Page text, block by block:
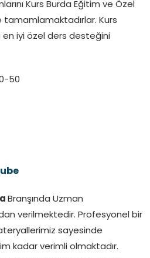
Kurs Burda Eğitim ve Özel
tamamlamaktadırlar. Kurs
en iyi özel ders desteğini
50
Branşında Uzman
verilmektedir. Profesyonel bir
sayesinde
kadar verimli olmaktadır.